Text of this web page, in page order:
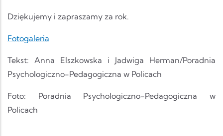
Dziękujemy i zapraszamy za rok.
Fotogaleria
Tekst: Anna Elszkowska i Jadwiga Herman/Poradnia
Psychologiczno-Pedagogiczna w Policach
Foto: Poradnia Psychologiczno-Pedagogiczna w
Policach